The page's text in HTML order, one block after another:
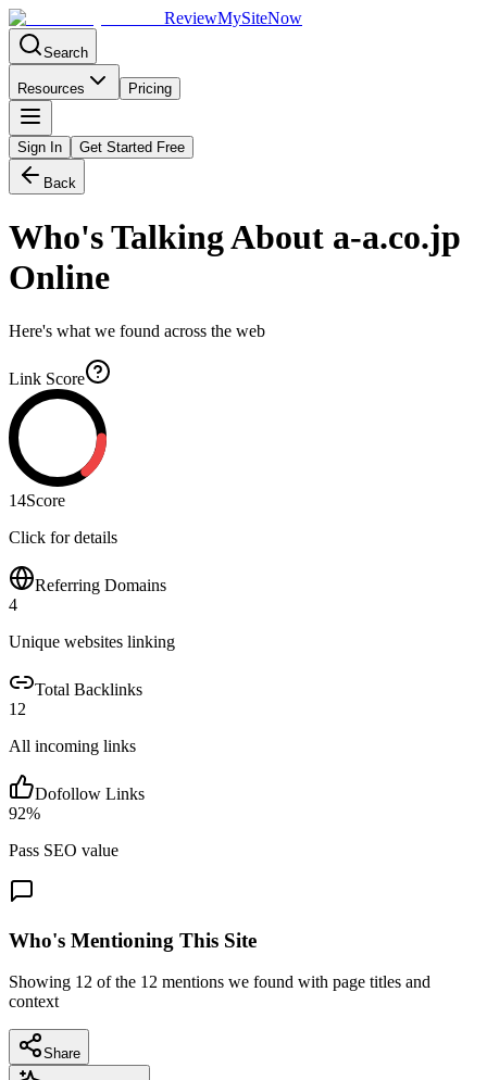
ReviewMySiteNow
Search
Resources Pricing
Sign In Get Started Free
Back
Who's Talking About a-a.co.jp
Online
Here's what we found across the web
Link Score
14Score
Click for details
Referring Domains
4
Unique websites linking
Total Backlinks
12
All incoming links
Dofollow Links
92%
Pass SEO value
Who's Mentioning This Site
Showing 12 of the 12 mentions we found with page titles and
context
Share